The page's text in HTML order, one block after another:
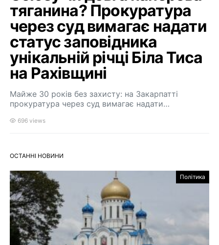
тяганина? Прокуратура
через суд вимагає надати
статус заповідника
унікальній річці Біла Тиса
на Рахівщині
Майже 30 років без захисту: на Закарпатті
прокуратура через суд вимагає надати…
696 views
ОСТАННІ НОВИНИ
Політика